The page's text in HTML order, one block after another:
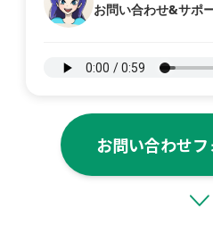
お問い合わせ&サポ
お問い合わせ